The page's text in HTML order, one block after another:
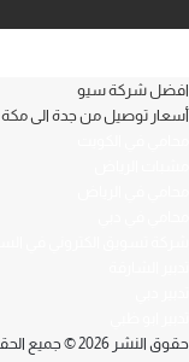
افضل شركة سيو
أسعار توصيل من جدة الى مكة
حقوق النشر 2026 © جميع الحقوق محفوظة